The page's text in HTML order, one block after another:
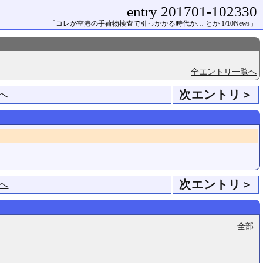
entry 201701-102330
「コレが空港の手荷物検査で引っかかる時代か… とか 1/10News」
全エントリ一覧へ
次エントリ＞
次エントリ＞
全部